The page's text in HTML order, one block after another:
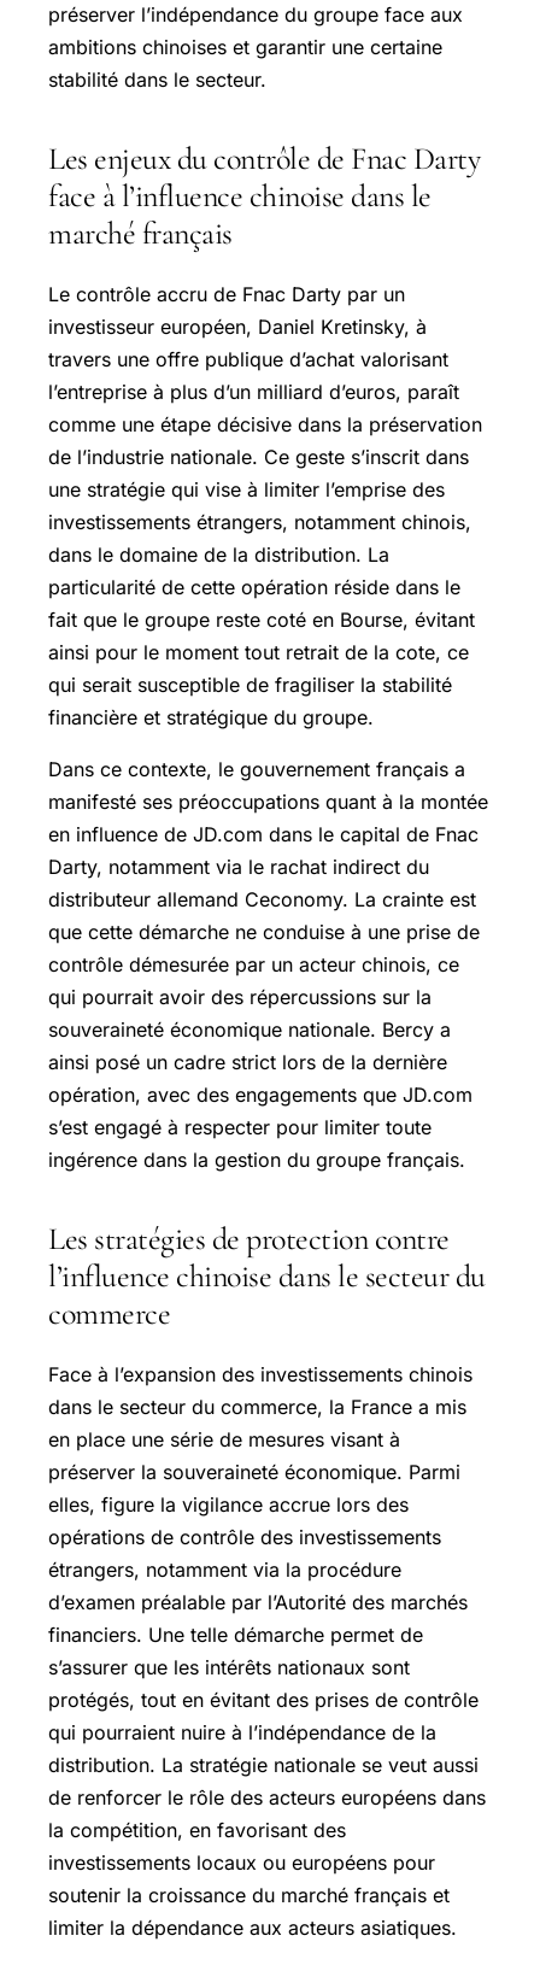
préserver l’indépendance du groupe face aux
ambitions chinoises et garantir une certaine
stabilité dans le secteur.
Les enjeux du contrôle de Fnac Darty
face à l’influence chinoise dans le
marché français
Le contrôle accru de Fnac Darty par un
investisseur européen, Daniel Kretinsky, à
travers une offre publique d’achat valorisant
l’entreprise à plus d’un milliard d’euros, paraît
comme une étape décisive dans la préservation
de l’industrie nationale. Ce geste s’inscrit dans
une stratégie qui vise à limiter l’emprise des
investissements étrangers, notamment chinois,
dans le domaine de la distribution. La
particularité de cette opération réside dans le
fait que le groupe reste coté en Bourse, évitant
ainsi pour le moment tout retrait de la cote, ce
qui serait susceptible de fragiliser la stabilité
financière et stratégique du groupe.
Dans ce contexte, le gouvernement français a
manifesté ses préoccupations quant à la montée
en influence de JD.com dans le capital de Fnac
Darty, notamment via le rachat indirect du
distributeur allemand Ceconomy. La crainte est
que cette démarche ne conduise à une prise de
contrôle démesurée par un acteur chinois, ce
qui pourrait avoir des répercussions sur la
souveraineté économique nationale. Bercy a
ainsi posé un cadre strict lors de la dernière
opération, avec des engagements que JD.com
s’est engagé à respecter pour limiter toute
ingérence dans la gestion du groupe français.
Les stratégies de protection contre
l’influence chinoise dans le secteur du
commerce
Face à l’expansion des investissements chinois
dans le secteur du commerce, la France a mis
en place une série de mesures visant à
préserver la souveraineté économique. Parmi
elles, figure la vigilance accrue lors des
opérations de contrôle des investissements
étrangers, notamment via la procédure
d’examen préalable par l’Autorité des marchés
financiers. Une telle démarche permet de
s’assurer que les intérêts nationaux sont
protégés, tout en évitant des prises de contrôle
qui pourraient nuire à l’indépendance de la
distribution. La stratégie nationale se veut aussi
de renforcer le rôle des acteurs européens dans
la compétition, en favorisant des
investissements locaux ou européens pour
soutenir la croissance du marché français et
limiter la dépendance aux acteurs asiatiques.